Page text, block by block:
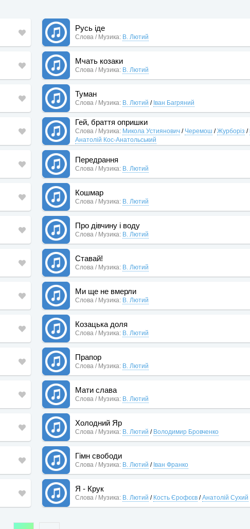
Русь іде
Слова / Музика: В. Лютий
Мчать козаки
Слова / Музика: В. Лютий
Туман
Слова / Музика: В. Лютий / Іван Багряний
Гей, браття опришки
Слова / Музика: Микола Устиянович / Черемош /Журборіз /
Анатолій Кос-Анатольський
Передрання
Слова / Музика: В. Лютий
Кошмар
Слова / Музика: В. Лютий
Про дівчину і воду
Слова / Музика: В. Лютий
Ставай!
Слова / Музика: В. Лютий
Ми ще не вмерли
Слова / Музика: В. Лютий
Козацька доля
Слова / Музика: В. Лютий
Прапор
Слова / Музика: В. Лютий
Мати слава
Слова / Музика: В. Лютий
Холодний Яр
Слова / Музика: В. Лютий / Володимир Бровченко
Гімн свободи
Слова / Музика: В. Лютий / Іван Франко
Я - Крук
Слова / Музика: В. Лютий / Кость Єрофєєв /Анатолій Сухий